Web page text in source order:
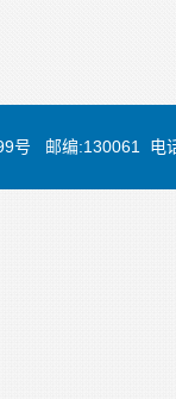
号 邮编:130061 电